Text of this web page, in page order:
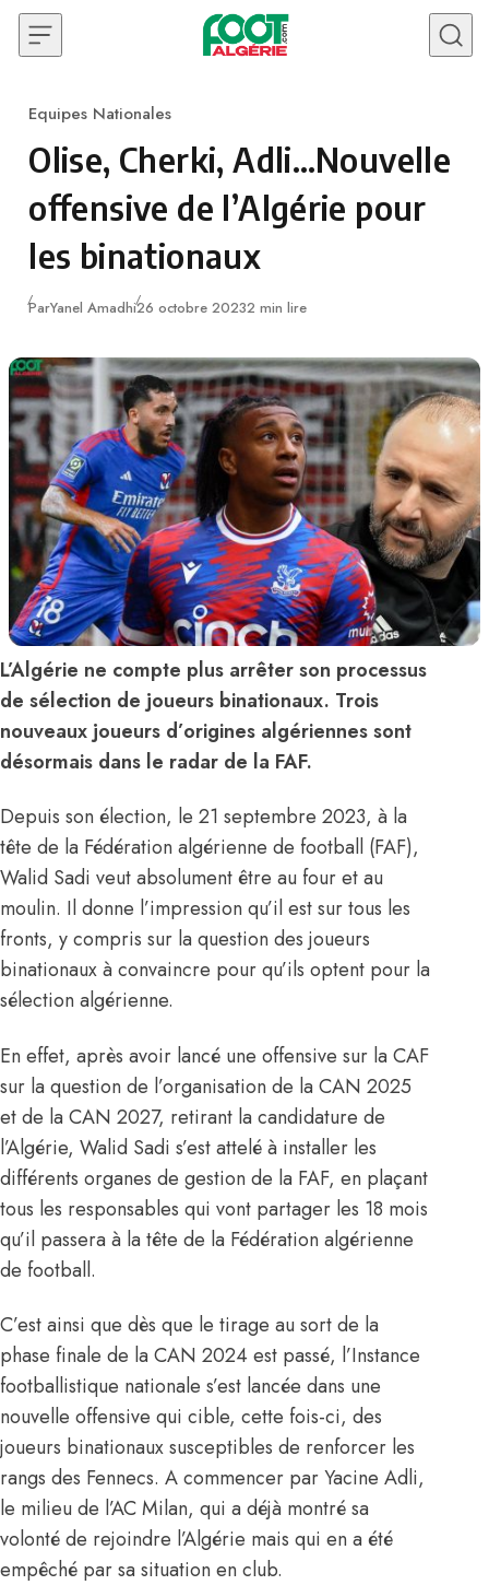
Skip to content
Category
Equipes Nationales
Olise, Cherki, Adli…Nouvelle
offensive de l’Algérie pour
les binationaux
ParYanel AmadhiPublié
26 octobre 20232 min lire
L’Algérie ne compte plus arrêter son processus
de sélection de joueurs binationaux. Trois
nouveaux joueurs d’origines algériennes sont
désormais dans le radar de la FAF.
Depuis son élection, le 21 septembre 2023, à la
tête de la Fédération algérienne de football (FAF),
Walid Sadi veut absolument être au four et au
moulin. Il donne l’impression qu’il est sur tous les
fronts, y compris sur la question des joueurs
binationaux à convaincre pour qu’ils optent pour la
sélection algérienne.
En effet, après avoir lancé une offensive sur la CAF
sur la question de l’organisation de la CAN 2025
et de la CAN 2027, retirant la candidature de
l’Algérie, Walid Sadi s’est attelé à installer les
différents organes de gestion de la FAF, en plaçant
tous les responsables qui vont partager les 18 mois
qu’il passera à la tête de la Fédération algérienne
de football.
C’est ainsi que dès que le tirage au sort de la
phase finale de la CAN 2024 est passé, l’Instance
footballistique nationale s’est lancée dans une
nouvelle offensive qui cible, cette fois-ci, des
joueurs binationaux susceptibles de renforcer les
rangs des Fennecs. A commencer par Yacine Adli,
le milieu de l’AC Milan, qui a déjà montré sa
volonté de rejoindre l’Algérie mais qui en a été
empêché par sa situation en club.